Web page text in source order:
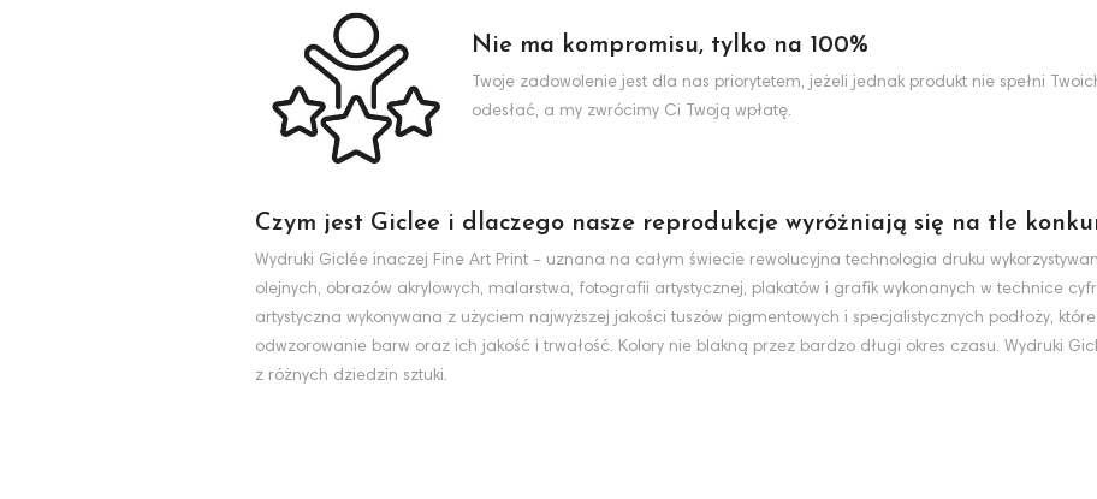
Nie ma kompromisu, tylko na 100%
Twoje zadowolenie jest dla nas priorytetem, jeżeli jednak produkt nie spełni
odesłać, a my zwrócimy Ci Twoją wpłatę.
Czym jest Giclee i dlaczego nasze reprodukcje wyróżniają się na tle
Wydruki Giclée inaczej Fine Art Print - uznana na całym świecie rewolucyjna technologia druku
olejnych, obrazów akrylowych, malarstwa, fotografii artystycznej, plakatów i grafik wykonanych w technice
artystyczna wykonywana z użyciem najwyższej jakości tuszów pigmentowych i specjalistycznych podłoży,
odwzorowanie barw oraz ich jakość i trwałość. Kolory nie blakną przez bardzo długi okres czasu. Wydruki
z różnych dziedzin sztuki.